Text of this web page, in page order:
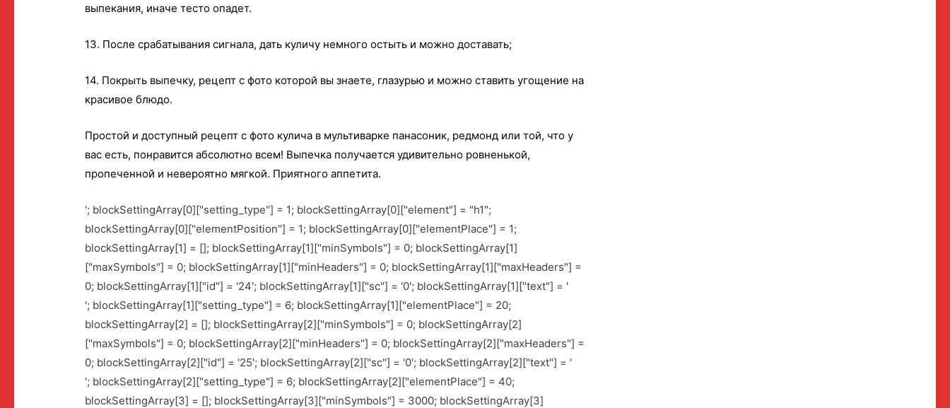
выпекания, иначе тесто опадет.
13. После срабатывания сигнала, дать куличу немного остыть и можно доставать;
14. Покрыть выпечку, рецепт с фото которой вы знаете, глазурью и можно ставить угощение на
красивое блюдо.
Простой и доступный рецепт с фото кулича в мультиварке панасоник, редмонд или той, что у
вас есть, понравится абсолютно всем! Выпечка получается удивительно ровненькой,
пропеченной и невероятно мягкой. Приятного аппетита.
'; blockSettingArray[0]["setting_type"] = 1; blockSettingArray[0]["element"] = "h1";
blockSettingArray[0]["elementPosition"] = 1; blockSettingArray[0]["elementPlace"] = 1;
blockSettingArray[1] = []; blockSettingArray[1]["minSymbols"] = 0; blockSettingArray[1]
["maxSymbols"] = 0; blockSettingArray[1]["minHeaders"] = 0; blockSettingArray[1]["maxHeaders"] =
0; blockSettingArray[1]["id"] = '24'; blockSettingArray[1]["sc"] = '0'; blockSettingArray[1]["text"] = '
'; blockSettingArray[1]["setting_type"] = 6; blockSettingArray[1]["elementPlace"] = 20;
blockSettingArray[2] = []; blockSettingArray[2]["minSymbols"] = 0; blockSettingArray[2]
["maxSymbols"] = 0; blockSettingArray[2]["minHeaders"] = 0; blockSettingArray[2]["maxHeaders"] =
0; blockSettingArray[2]["id"] = '25'; blockSettingArray[2]["sc"] = '0'; blockSettingArray[2]["text"] = '
'; blockSettingArray[2]["setting_type"] = 6; blockSettingArray[2]["elementPlace"] = 40;
blockSettingArray[3] = []; blockSettingArray[3]["minSymbols"] = 3000; blockSettingArray[3]